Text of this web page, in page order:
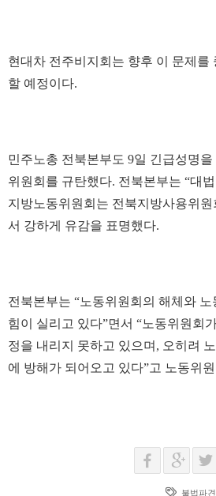
현대차 전주비지회는 향후 이 문제를
할 예정이다.
민주노총 전북본부도 9일 긴급성명
위원회를 규탄했다. 전북본부는 “대
지방노동위원회는 전북지방사용위원
서 강하게 유감을 표명했다.
전북본부는 “노동위원회의 해체와 노
힘이 실리고 있다”면서 “노동위원회
정을 내리지 못하고 있으며, 오히려
에 방해가 되어오고 있다”고 노동위
불법파견